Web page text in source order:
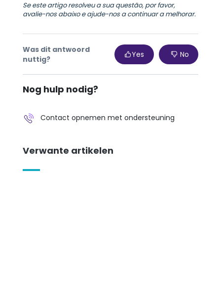
Se este artigo resolveu a sua questão, por favor,
avalie-nos abaixo e ajude-nos a continuar a melhorar.
Was dit antwoord
nuttig?
Yes No
Nog hulp nodig?
Contact opnemen met ondersteuning
Verwante artikelen